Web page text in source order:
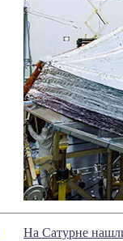
На Сатурне